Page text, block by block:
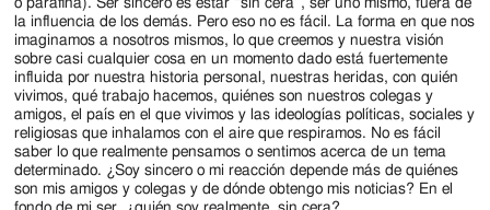
la influencia de los demás. Pero eso no es fácil. La forma en que nos
imaginamos a nosotros mismos, lo que creemos y nuestra visión
sobre casi cualquier cosa en un momento dado está fuertemente
influida por nuestra historia personal, nuestras heridas, con quién
vivimos, qué trabajo hacemos, quiénes son nuestros colegas y
amigos, el país en el que vivimos y las ideologías políticas, sociales y
religiosas que inhalamos con el aire que respiramos. No es fácil
saber lo que realmente pensamos o sentimos acerca de un tema
determinado. ¿Soy sincero o mi reacción depende más de quiénes
son mis amigos y colegas y de dónde obtengo mis noticias? En el